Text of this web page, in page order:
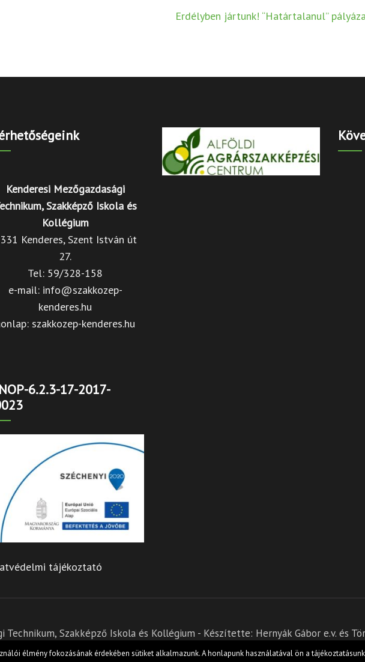
Erdélyben jártunk! “Határtalanul”
Kenderesi Mezőgazdasági
Szakképző Iskola és
Kollégium
Kenderes, Szent István út
27.
Tel: 59/328-158
e-mail: info@szakkozep-
kenderes.hu
szakkozep-kenderes.hu
6.2.3-17-2017-
tájékoztató
Technikum, Szakképző Iskola és Kollégium - Készítette: Hernyák Gábor e.v. és
Theme
élmény fokozásának érdekében sütiket alkalmazunk. A honlapunk használatával ön a